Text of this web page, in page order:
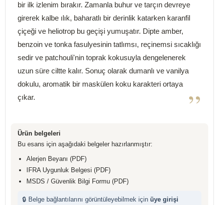
bir ilk izlenim bırakır. Zamanla buhur ve tarçın devreye
girerek kalbe ılık, baharatlı bir derinlik katarken karanfil
çiçeği ve heliotrop bu geçişi yumuşatır. Dipte amber,
benzoin ve tonka fasulyesinin tatlımsı, reçinemsi sıcaklığı
sedir ve patchouli'nin toprak kokusuyla dengelenerek
uzun süre ciltte kalır. Sonuç olarak dumanlı ve vanilya
dokulu, aromatik bir maskülen koku karakteri ortaya
çıkar.
”
Ürün belgeleri
Bu esans için aşağıdaki belgeler hazırlanmıştır:
Alerjen Beyanı (PDF)
IFRA Uygunluk Belgesi (PDF)
MSDS / Güvenlik Bilgi Formu (PDF)
🔒 Belge bağlantılarını görüntüleyebilmek için üye girişi